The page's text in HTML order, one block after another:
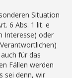
Situation
6 Abs. 1 lit. e
Interesse) oder
für das
Fällen werden
sei denn, wir